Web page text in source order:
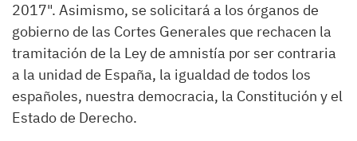
2017". Asimismo, se solicitará a los órganos de
gobierno de las Cortes Generales que rechacen la
tramitación de la Ley de amnistía por ser contraria
a la unidad de España, la igualdad de todos los
españoles, nuestra democracia, la Constitución y el
Estado de Derecho.